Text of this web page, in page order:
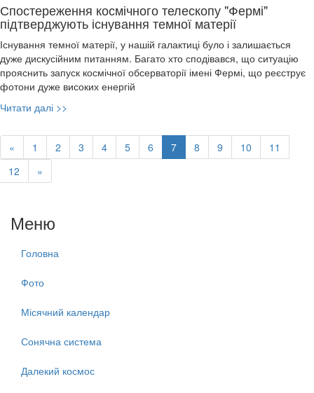
Спостереження космічного телескопу "Фермі"
підтверджують існування темної матерії
Існування темної матерії, у нашій галактиці було і залишається
дуже дискусійним питанням. Багато хто сподівався, що ситуацію
прояснить запуск космічної обсерваторії імені Фермі, що реєструє
фотони дуже високих енергій
Читати далі >>
« 1 2 3 4 5 6 7(current)
8 9 10
11
12
»
Меню
Головна
Фото
Місячний календар
Сонячна система
Далекий космос